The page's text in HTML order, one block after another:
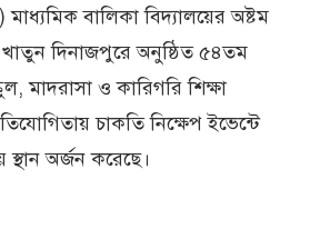
বালিকা বিদ্যালয়ের অষ্টম
খাতুন দিনাজপুরে অনুষ্ঠিত ৫৪তম
মাদরাসা ও কারিগরি শিক্ষা
চাকতি নিক্ষেপ ইভেন্টে
স্থান অর্জন করেছে।